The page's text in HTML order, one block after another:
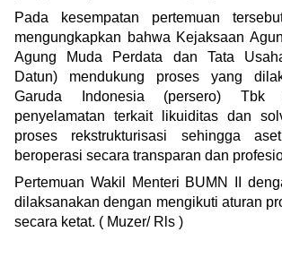
Pada kesempatan pertemuan
mengungkapkan bahwa Kejaksaan
Agung Muda Perdata dan Tata
Datun) mendukung proses yang
Garuda Indonesia (persero) Tbk
penyelamatan terkait likuiditas dan
proses rekstrukturisasi sehingga
beroperasi secara transparan dan
Pertemuan Wakil Menteri BUMN II
dilaksanakan dengan mengikuti aturan
secara ketat. ( Muzer/ Rls )